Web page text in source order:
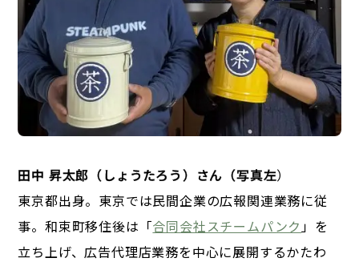
田中 昇太郎（しょうたろう）さん（写真左）
東京都出身。東京では民間企業の広報関連業務に従
事。和束町移住後は「合同会社スチームパンク 」を
立ち上げ、広告代理店業務を中心に展開するかたわ